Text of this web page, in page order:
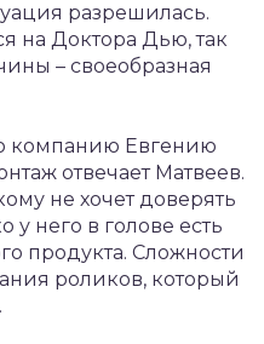
разрешилась.
на Доктора Дью, так
– своеобразная
компанию Евгению
отвечает Матвеев.
не хочет доверять
у него в голове есть
продукта. Сложности
роликов, который